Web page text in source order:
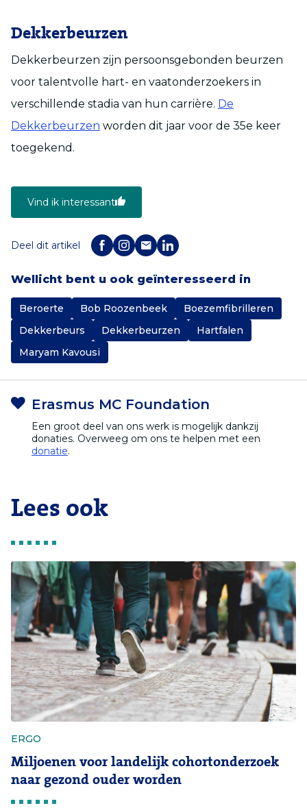
Dekkerbeurzen
Dekkerbeurzen zijn persoonsgebonden beurzen
voor talentvolle hart- en vaatonderzoekers in
verschillende stadia van hun carrière. De
Dekkerbeurzen worden dit jaar voor de 35e keer
toegekend.
Vind ik interessant
Deel dit artikel
Wellicht bent u ook geïnteresseerd in
Beroerte Bob Roozenbeek
Boezemfibrilleren
Dekkerbeurs
Dekkerbeurzen
Hartfalen
Maryam Kavousi
Erasmus MC Foundation
Een groot deel van ons werk is mogelijk dankzij
donaties. Overweeg om ons te helpen met een
donatie.
Lees ook
ERGO
Miljoenen voor landelijk cohortonderzoek
naar gezond ouder worden